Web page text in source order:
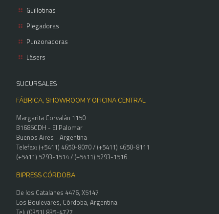
Guillotinas
Plegadoras
Punzonadoras
Lásers
SUCURSALES
FÁBRICA, SHOWROOM Y OFICINA CENTRAL
Margarita Corvalán 1150
B1685CDH - El Palomar
Buenos Aires - Argentina
Telefax: (+5411) 4650-8070 / (+5411) 4650-8111
(+5411) 5293-1514 / (+5411) 5293-1516
BIPRESS CÓRDOBA
De los Catalanes 4476, X5147
Los Boulevares, Córdoba, Argentina
Tel: (0351) 835-4727